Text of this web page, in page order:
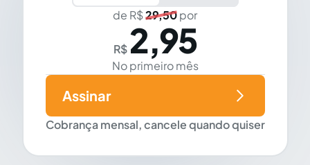
de R$29,50por
R$ 2,95
No primeiro mês
Cobrança mensal, cancele quando quiser
Assinar